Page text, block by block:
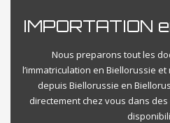
IMPORTATION
Nous preparons tout les
l’immatriculation en Biellorussie
depuis Biellorussie en
directement chez vous dans